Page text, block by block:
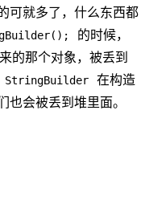
可就多了，什么东西都
的时候，
的那个对象，被丢到
StringBuilder
在构造
也会被丢到堆里面。